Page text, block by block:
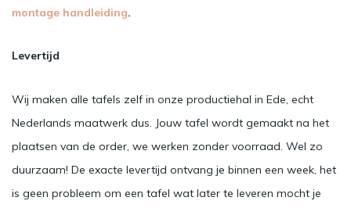
montage handleiding.
Levertijd
Wij maken alle tafels zelf in onze productiehal in Ede, echt
Nederlands maatwerk dus. Jouw tafel wordt gemaakt na het
plaatsen van de order, we werken zonder voorraad. Wel zo
duurzaam! De exacte levertijd ontvang je binnen een week, het
is geen probleem om een tafel wat later te leveren mocht je